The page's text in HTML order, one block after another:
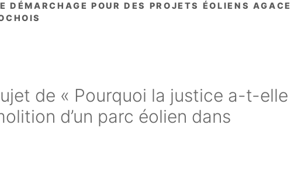
DÉMARCHAGE POUR DES PROJETS ÉOLIENS AGACE
de « Pourquoi la justice a-t-elle
d’un parc éolien dans